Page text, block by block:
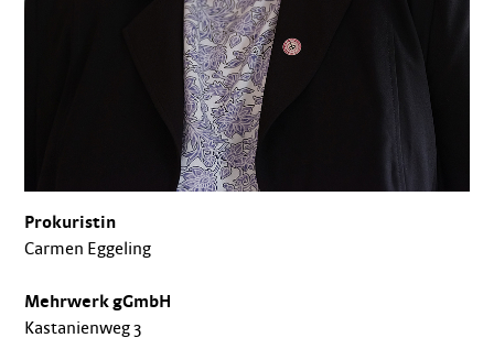
Prokuristin
Carmen Eggeling
Mehrwerk gGmbH
Kastanienweg 3